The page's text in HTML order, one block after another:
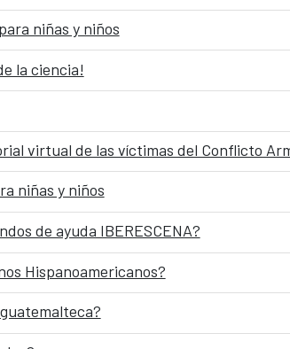
niñas y niños
la ciencia!
virtual de las víctimas del Conflicto
niñas y niños
de ayuda IBERESCENA?
Hispanoamericanos?